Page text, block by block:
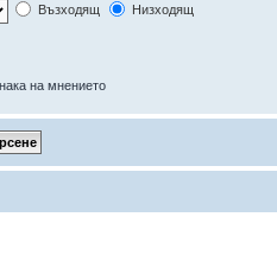
Възходящ Низходящ
на мнението